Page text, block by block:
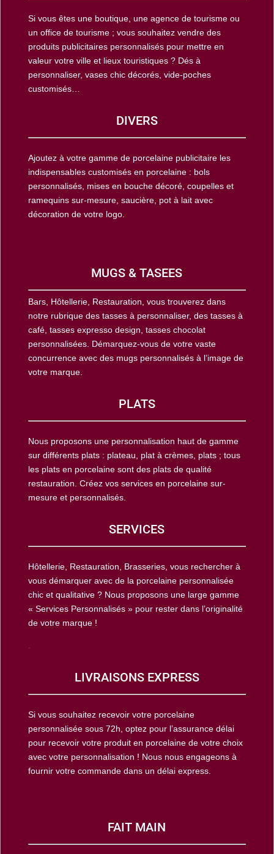
Si vous êtes une boutique, une agence de tourisme ou
un office de tourisme ; vous souhaitez vendre des
produits publicitaires personnalisés pour mettre en
valeur votre ville et lieux touristiques ? Dés à
personnaliser, vases chic décorés, vide-poches
customisés…
DIVERS
Ajoutez à votre gamme de porcelaine publicitaire les
indispensables customisés en porcelaine : bols
personnalisés, mises en bouche décoré, coupelles et
ramequins sur-mesure, saucière, pot à lait avec
décoration de votre logo.
MUGS & TASEES
Bars, Hôtellerie, Restauration, vous trouverez dans
notre rubrique des tasses à personnaliser, des tasses à
café, tasses expresso design, tasses chocolat
personnalisées. Démarquez-vous de votre vaste
concurrence avec des mugs personnalisés à l’image de
votre marque.
PLATS
Nous proposons une personnalisation haut de gamme
sur différents plats : plateau, plat à crèmes, plats ; tous
les plats en porcelaine sont des plats de qualité
restauration. Créez vos services en porcelaine sur-
mesure et personnalisés.
SERVICES
Hôtellerie, Restauration, Brasseries, vous rechercher à
vous démarquer avec de la porcelaine personnalisée
chic et qualitative ? Nous proposons une large gamme
« Services Personnalisés » pour rester dans l’originalité
de votre marque !
LIVRAISONS EXPRESS
Si vous souhaitez recevoir votre porcelaine
personnalisée sous 72h, optez pour l’assurance délai
pour recevoir votre produit en porcelaine de votre choix
avec votre personnalisation ! Nous nous engageons à
fournir votre commande dans un délai express.
FAIT MAIN